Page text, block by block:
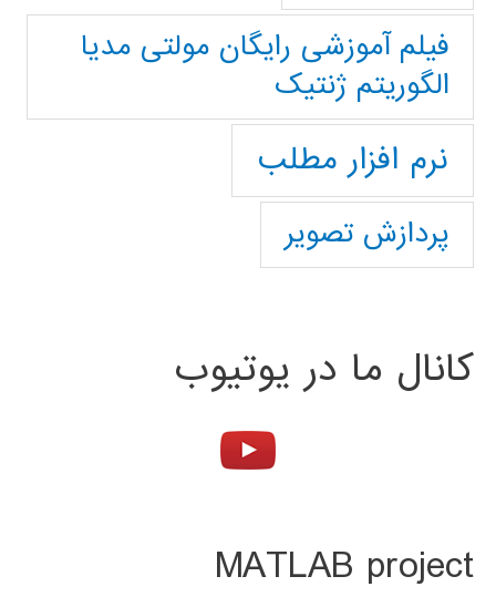
فیلم آموزشی رایگان مولتی مدیا
الگوریتم ژنتیک
نرم افزار مطلب
پردازش تصویر
کانال ما در یوتیوب
MATLAB project